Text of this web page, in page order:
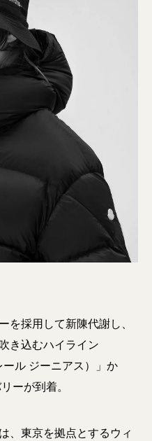
を採用して新陳代謝し、
き込むハイライン
ール ジーニアス）」か
ーが到着。
、東京を拠点とするウィ